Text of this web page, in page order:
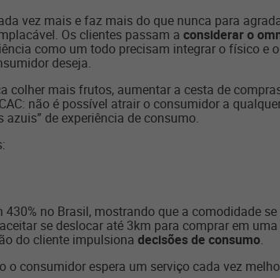
vez mais e faz mais do que nunca para
Os clientes passam a considerar o
como um todo precisam integrar o físico e
deseja.
colher mais frutos, aumentar a cesta de
não é possível atrair o consumidor a
de experiência de consumo.
no Brasil, mostrando que a comodidade
se deslocar até 3km para comprar em
do cliente impulsiona decisões de consumo.
consumidor espera um serviço cada vez